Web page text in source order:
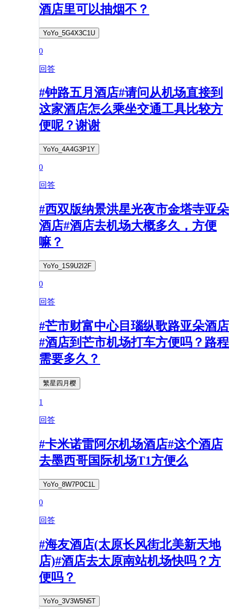
酒店里可以抽烟不？
YoYo_5G4X3C1U
0
回答
#钟路五月酒店#请问从机场直接到
这家酒店怎么乘坐交通工具比较方
便呢？谢谢
YoYo_4A4G3P1Y
0
回答
#西双版纳景洪星光夜市金塔寺亚朵
酒店#酒店去机场大概多久，方便
嘛？
YoYo_1S9U2I2F
0
回答
#芒市财富中心目瑙纵歌路亚朵酒店
#酒店到芒市机场打车方便吗？路程
需要多久？
繁星四月樱
1
回答
#卡米诺雷阿尔机场酒店#这个酒店
去墨西哥国际机场T1方便么
YoYo_8W7P0C1L
0
回答
#海友酒店(太原长风街北美新天地
店)#酒店去太原南站机场快吗？方
便吗？
YoYo_3V3W5N5T